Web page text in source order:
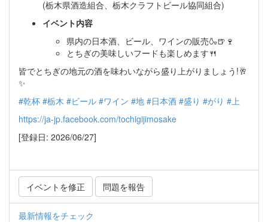
(栃木県酒造組合、栃木クラフトビール協同組合)
イベント内容
県内の日本酒、ビール、ワインの販売🍶🍺🍷
とちぎの美味しいフードも楽しめます🍴
皆でとちぎの地元の酒を味わいながら盛り上がりましょう!🥂
✨
#乾杯 #栃木 #ビール #ワイン #地 #日本酒 #盛り #がり #上
https://ja-jp.facebook.com/tochigijimosake
[登録日: 2026/06/27]
イベントを修正 問題を報告
最新情報をチェック